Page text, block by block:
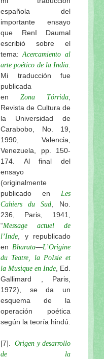
española del
importante ensayo
que RenI Daumal
escribió sobre el
tema: Acercamiento al
arte poético de la India
Mi traducción fue
publicada
en Zona Tórrida
Revista de Cultura de
la Universidad de
Carabobo, No. 19,
1990, Valencia,
Venezuela, pp. 150-
174. Al final del
ensayo
(originalmente
publicado en Les
Cahiers du Sud , No.
236, Paris, 1941,
“Message actuel de
l’Inde , y republicado
en Bharata—L’Origine
du Teatre, la PoIsie et
la Musique en Inde , Ed.
Gallimard , Paris,
1972), se da un
esquema de la
operación poética
según la teoría hindú.
[7]. Origen y desarrollo
de la